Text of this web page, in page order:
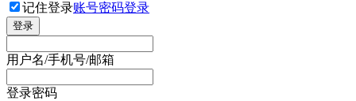
记住登录账号密码登录
登录
用户名/手机号/邮箱
登录密码